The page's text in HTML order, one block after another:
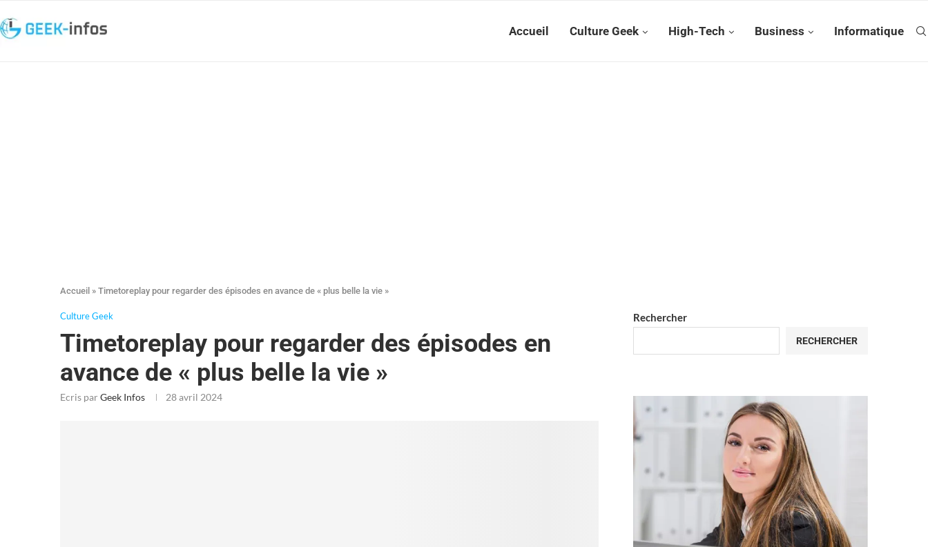
Accueil Culture Geek High-Tech Business Informatique
Accueil » Timetoreplay pour regarder des épisodes en avance de « plus belle la vie »
Culture Geek
Timetoreplay pour regarder des épisodes en
avance de « plus belle la vie »
Ecris par Geek Infos 28 avril 2024
Rechercher
RECHERCHER